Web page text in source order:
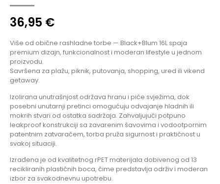
36,95 €
Više od obične rashladne torbe — Black+Blum 16L spaja
premium dizajn, funkcionalnost i moderan lifestyle u jednom
proizvodu.
Savršena za plažu, piknik, putovanja, shopping, ured ili vikend
getaway.
Izolirana unutrašnjost održava hranu i piće svježima, dok
posebni unutarnji pretinci omogućuju odvajanje hladnih ili
mokrih stvari od ostatka sadržaja. Zahvaljujući potpuno
leakproof konstrukciji sa zavarenim šavovima i vodootpornim
patentnim zatvaračem, torba pruža sigurnost i praktičnost u
svakoj situaciji.
Izrađena je od kvalitetnog rPET materijala dobivenog od 13
recikliranih plastičnih boca, čime predstavlja održiv i moderan
izbor za svakodnevnu upotrebu.